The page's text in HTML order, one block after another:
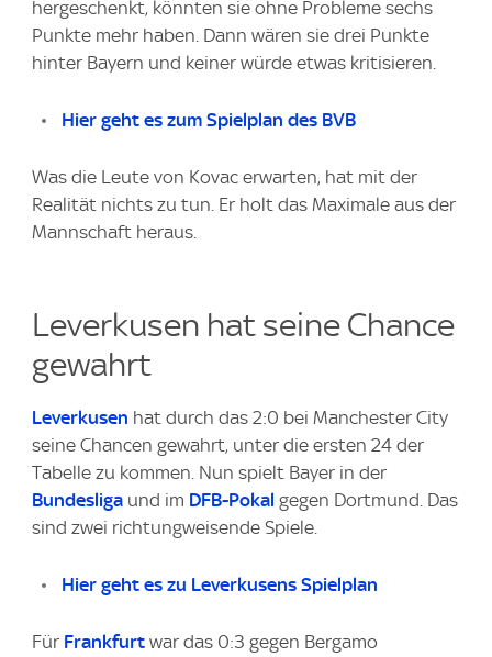
hergeschenkt, könnten sie ohne Probleme sechs
Punkte mehr haben. Dann wären sie drei Punkte
hinter Bayern und keiner würde etwas kritisieren.
Hier geht es zum Spielplan des BVB
Was die Leute von Kovac erwarten, hat mit der
Realität nichts zu tun. Er holt das Maximale aus der
Mannschaft heraus.
Leverkusen hat seine Chance
gewahrt
Leverkusen hat durch das 2:0 bei Manchester City
seine Chancen gewahrt, unter die ersten 24 der
Tabelle zu kommen. Nun spielt Bayer in der
Bundesliga und im DFB-Pokal gegen Dortmund. Das
sind zwei richtungweisende Spiele.
Hier geht es zu Leverkusens Spielplan
Für Frankfurt war das 0:3 gegen Bergamo